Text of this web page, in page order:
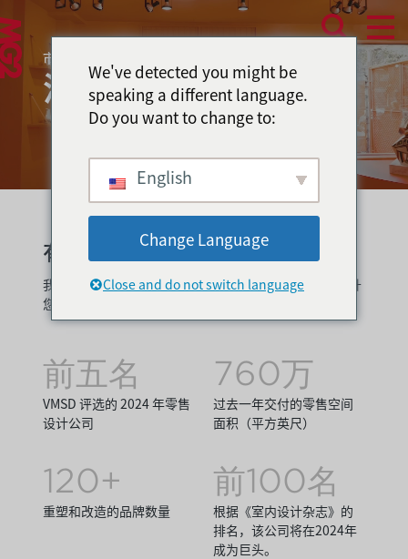
市场类型
消费者体验
有意义的环境，可衡量的结果
我们运用我们的创造热情来解决您独特的挑战，从而提升
您的品牌，加深客户忠诚度，并增加终身价值。
前五名
VMSD 评选的 2024 年零售
设计公司
760万
过去一年交付的零售空间
面积（平方英尺）
120+
重塑和改造的品牌数量
前100名
根据《室内设计杂志》的
排名，该公司将在2024年
成为巨头。
We've detected you might be
speaking a different language.
Do you want to change to:
English
Change Language
Close and do not switch language